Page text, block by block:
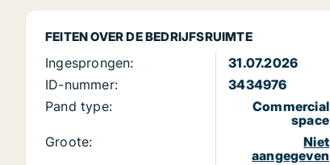
FEITEN OVER DE BEDRIJFSRUIMTE
Ingesprongen:
31.07.2026
ID-nummer:
3434976
Pand type:
Commercial
space
Groote:
Niet
aangegeven